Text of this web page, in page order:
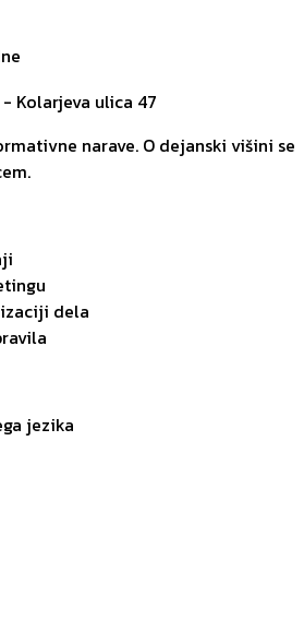
Kolarjeva ulica 47
narave. O dejanski višini se
dela
jezika